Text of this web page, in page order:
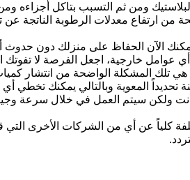
ومن ثم التسبب بتاكل أجزاءه
من ارتفاع معدلات الرطوبة
يمكنك الآن الحفاظ على منزلك دون
عوامل خارجية، اجعل الفرصة لا
تلك المشكلة الواضحة من انتشار
تحديداً المعوية وبالتالي يمكنك
أنت ولكن سيتم العمل في خلال سرعة
كلياً عن أي من الشركات الأخرى